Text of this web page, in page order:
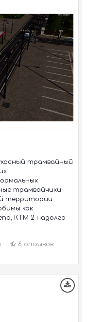
трамвайный
трамвайчики
территории
как
КТМ-2 надолго
6 отзывов